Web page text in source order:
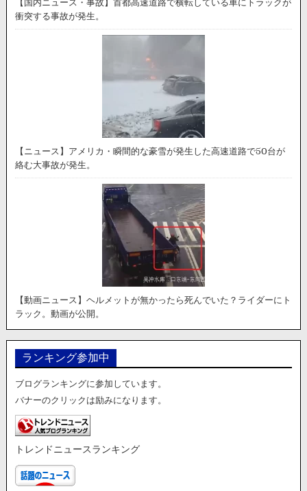
【国内ニュース・事故】首都高速道路で横転している車にトラックが
衝突する事故が発生。
【ニュース】アメリカ・瞬間的な豪雪が発生した高速道路で50台が
絡む大事故が発生。
【動画ニュース】ヘルメットが無かったら死んでいた？ライダーにト
ラック。動画が公開。
ランキング参加中
ブログランキングに参加しています。
バナーのクリックは励みになります。
トレンドニュースランキング